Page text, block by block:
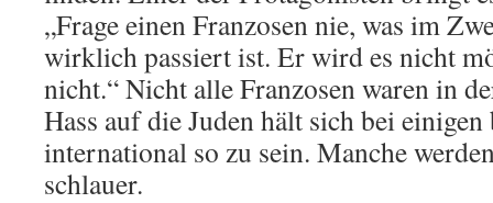
„Frage einen Franzosen nie, was im
wirklich passiert ist. Er wird es nicht
nicht.“ Nicht alle Franzosen waren in
Hass auf die Juden hält sich bei
international so zu sein. Manche
schlauer.